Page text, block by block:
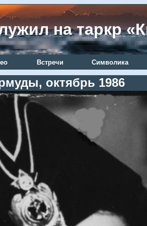
на таркр
Встречи Символика
октябрь 1986